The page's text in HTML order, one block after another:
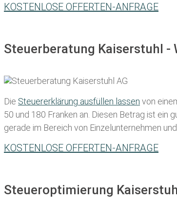
KOSTENLOSE OFFERTEN-ANFRAGE
Steuerberatung Kaiserstuhl -
Die Steuererklärung ausfüllen lassen von
50 und 180 Franken an. Diesen Betrag ist ein
gerade im Bereich von Einzelunternehmen
KOSTENLOSE OFFERTEN-ANFRAGE
Steueroptimierung